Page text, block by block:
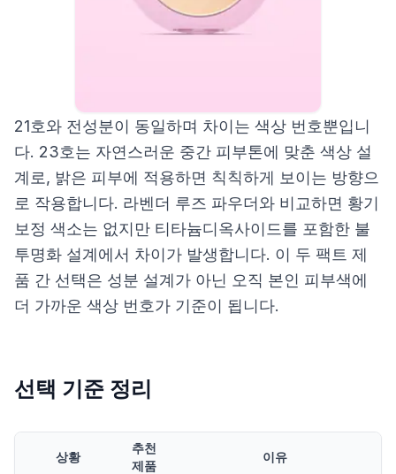
21호와 전성분이 동일하며 차이는 색상 번호뿐입니
다. 23호는 자연스러운 중간 피부톤에 맞춘 색상 설
계로, 밝은 피부에 적용하면 칙칙하게 보이는 방향으
로 작용합니다. 라벤더 루즈 파우더와 비교하면 황기
보정 색소는 없지만 티타늄디옥사이드를 포함한 불
투명화 설계에서 차이가 발생합니다. 이 두 팩트 제
품 간 선택은 성분 설계가 아닌 오직 본인 피부색에
더 가까운 색상 번호가 기준이 됩니다.
선택 기준 정리
상황
추천
제품
이유